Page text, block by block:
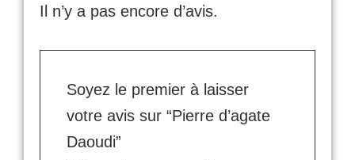
Il n’y a pas encore d’avis.
Soyez le premier à laisser
votre avis sur “Pierre d’agate
Daoudi”